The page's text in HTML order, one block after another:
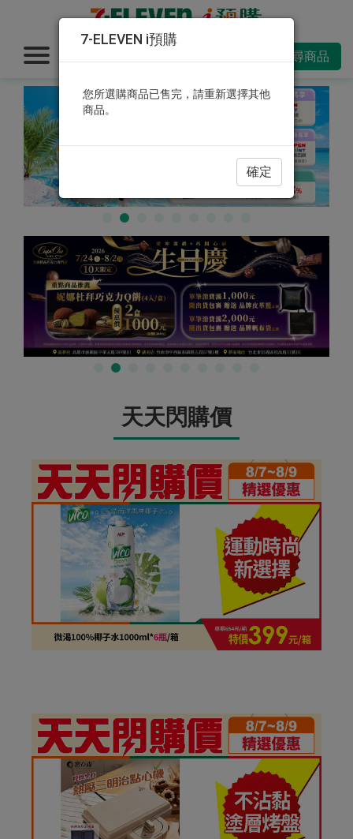
搜尋商品
7-ELEVEN i預購
您所選購商品已售完，請重新選擇其他
商品。
確定
天天閃購價